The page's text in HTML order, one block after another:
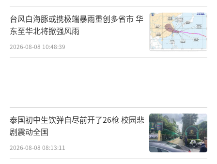
台风白海豚或携极端暴雨重创多省市 华
东至华北将掀强风雨
2026-08-08 10:48:39
泰国初中生饮弹自尽前开了26枪 校园悲
剧震动全国
2026-08-08 08:13:11